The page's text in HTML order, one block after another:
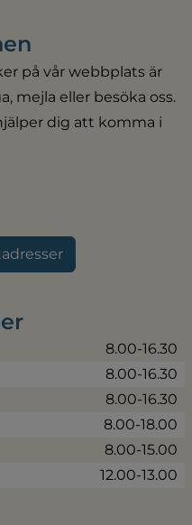
på vår webbplats är
mejla eller besöka oss.
dig att komma i
8.00-16.30
8.00-16.30
8.00-16.30
8.00-18.00
8.00-15.00
12.00-13.00